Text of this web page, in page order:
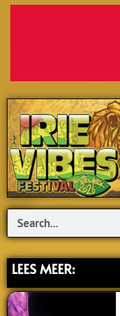
Search
LEES MEER: